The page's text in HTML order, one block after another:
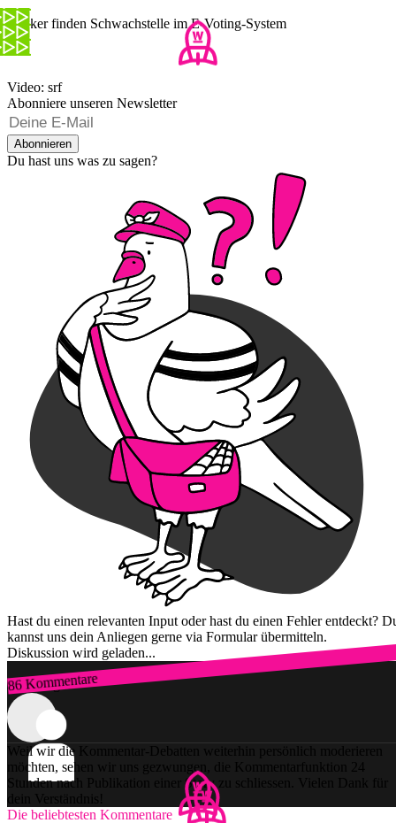
Hacker finden Schwachstelle im E-Voting-System
Video: srf
Abonniere unseren Newsletter
Abonnieren
Du hast uns was zu sagen?
Hast du einen relevanten Input oder hast du einen Fehler entdeckt?
kannst uns dein Anliegen gerne via Formular übermitteln.
Diskussion wird geladen...
86 Kommentare
Zum Login
Weil wir die Kommentar-Debatten weiterhin persönlich moderieren
möchten, sehen wir uns gezwungen, die Kommentarfunktion 24
Stunden nach Publikation einer Story zu schliessen. Vielen Dank für
dein Verständnis!
Die beliebtesten Kommentare